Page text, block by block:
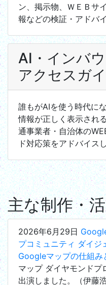
ン、掲示物、ＷＥＢサ
報などの検証・アドバ
AI・インバ
アクセスガ
誰もがAIを使う時代に
情報が正しく表示され
通事業者・自治体の
ド対応策をアドバイス
主な制作・
2026年6月29日
プコミュニティ ダイジ
Googleマップの仕組み
マップ ダイヤモンドプ
出演しました。（伊藤浩